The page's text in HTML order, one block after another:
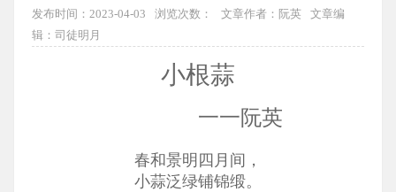
发布时间：2023-04-03 浏览次数： 文章作者：阮英
文章编
辑：司徒明月
小根蒜
一一阮英
春和景明四月间，
小蒜泛绿铺锦缎。